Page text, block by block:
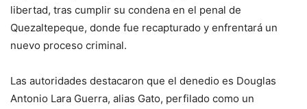
libertad, tras cumplir su condena en el penal de
Quezaltepeque, donde fue recapturado y enfrentará un
nuevo proceso criminal.
Las autoridades destacaron que el denedio es Douglas
Antonio Lara Guerra, alias Gato, perfilado como un